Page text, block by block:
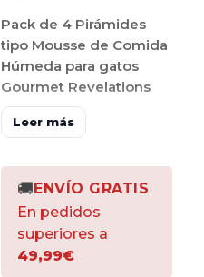
Pack de 4 Pirámides
tipo Mousse de Comida
Húmeda para gatos
Gourmet Revelations
con Pollo
¿Tu gato es un amante
de las latas de Gourmet?
Pues esta nueva gama
no le dejará indiferente.
Gourmet Revelations
Mousse con pollo
increíble pack de 4
Leer más
🚚 ENVÍO GRATIS
En pedidos
superiores a
49,99€